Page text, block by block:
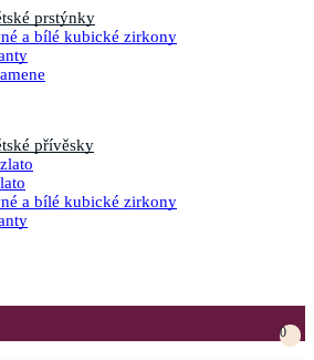
prstýnky
a bílé kubické zirkony
přívěsky
a bílé kubické zirkony
0